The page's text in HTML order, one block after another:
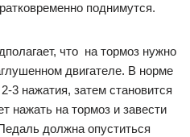
поднимутся.
что на тормоз нужно
двигателе. В норме
3 нажатия, затем становится
нажать на тормоз и завести
должна опуститься